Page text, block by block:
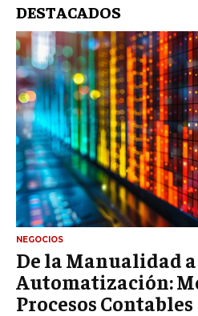
DESTACADOS
NEGOCIOS
De la Manualidad
Automatización:
Procesos Contables